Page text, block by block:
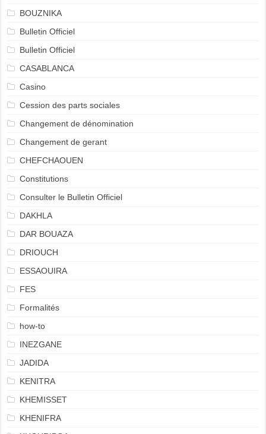
BOUZNIKA
Bulletin Officiel
Bulletin Officiel
CASABLANCA
Casino
Cession des parts sociales
Changement de dénomination
Changement de gerant
CHEFCHAOUEN
Constitutions
Consulter le Bulletin Officiel
DAKHLA
DAR BOUAZA
DRIOUCH
ESSAOUIRA
FES
Formalités
how-to
INEZGANE
JADIDA
KENITRA
KHEMISSET
KHENIFRA